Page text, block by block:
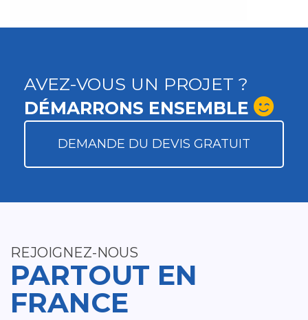
AVEZ-VOUS UN PROJET ?
DÉMARRONS ENSEMBLE
DEMANDE DU DEVIS GRATUIT
REJOIGNEZ-NOUS
PARTOUT EN
FRANCE